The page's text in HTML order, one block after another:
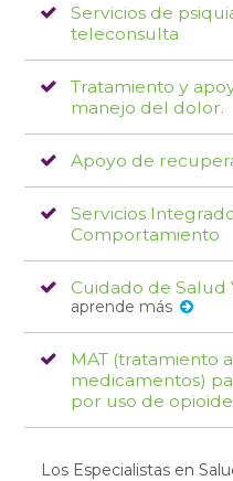
Servicios de
teleconsulta
Tratamiento y
manejo del dolor.
Apoyo de
Servicios
Comportamiento
Cuidado de Salud
aprende más
MAT (tratamiento
medicamentos)
por uso de
Los Especialistas en